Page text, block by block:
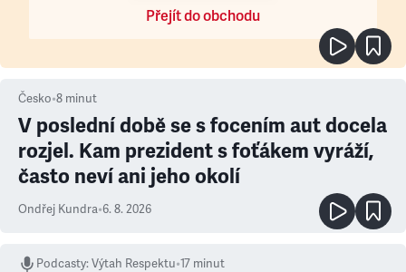
Přejít do obchodu
Česko•8 minut
V poslední době se s focením aut docela
rozjel. Kam prezident s foťákem vyráží,
často neví ani jeho okolí
Ondřej Kundra•6. 8. 2026
Podcasty:Výtah Respektu•17 minut